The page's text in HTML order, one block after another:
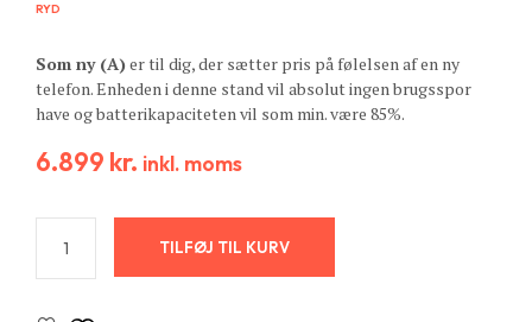
RYD
Som ny (A)er til dig, der sætter pris på følelsen af en ny
telefon. Enheden i denne stand vil absolut ingen brugsspor
have og batterikapaciteten vil som min. være 85%.
6.899 kr. inkl. moms
TILFØJ TIL KURV